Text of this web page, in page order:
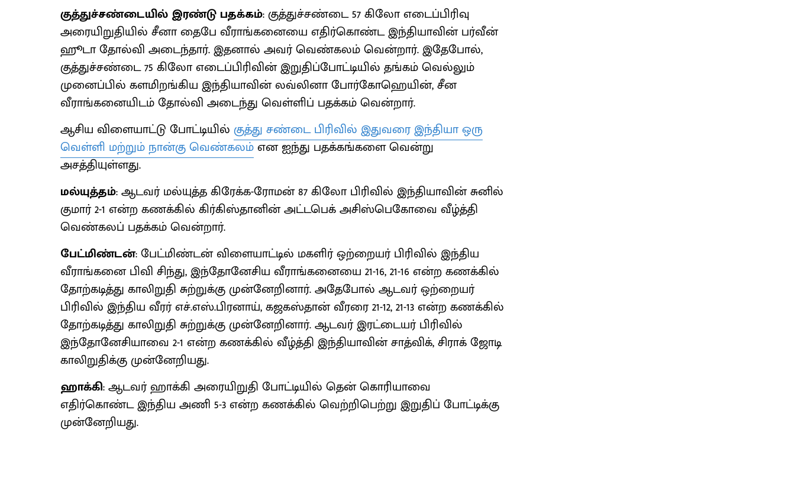
குத்துச்சண்டையில் இரண்டு பதக்கம்: குத்துச்சண்டை 57 கிலோ எடைப்பிரிவு
அரையிறுதியில் சீனா தைபே வீராங்கனையை எதிர்கொண்ட இந்தியாவின் பர்வீன்
ஹூடா தோல்வி அடைந்தார். இதனால் அவர் வெண்கலம் வென்றார். இதேபோல்,
குத்துச்சண்டை 75 கிலோ எடைப்பிரிவின் இறுதிப்போட்டியில் தங்கம் வெல்லும்
முனைப்பில் களமிறங்கிய இந்தியாவின் லவ்லினா போர்கோஹெயின், சீன
வீராங்கனையிடம் தோல்வி அடைந்து வெள்ளிப் பதக்கம் வென்றார்.
ஆசிய விளையாட்டு போட்டியில் குத்து சண்டை பிரிவில் இதுவரை இந்தியா ஒரு
வெள்ளி மற்றும் நான்கு வெண்கலம்என ஐந்து பதக்கங்களை வென்று
அசத்தியுள்ளது.
மல்யுத்தம்: ஆடவர் மல்யுத்த கிரேக்க-ரோமன் 87 கிலோ பிரிவில் இந்தியாவின் சுனில்
குமார் 2-1 என்ற கணக்கில் கிர்கிஸ்தானின் அட்டபெக் அசிஸ்பெகோவை வீழ்த்தி
வெண்கலப் பதக்கம் வென்றார்.
பேட்மிண்டன்: பேட்மிண்டன் விளையாட்டில் மகளிர் ஒற்றையர் பிரிவில் இந்திய
வீராங்கனை பிவி சிந்து, இந்தோனேசிய வீராங்கனையை 21-16, 21-16 என்ற கணக்கில்
தோற்கடித்து காலிறுதி சுற்றுக்கு முன்னேறினார். அதேபோல் ஆடவர் ஒற்றையர்
பிரிவில் இந்திய வீரர் எச்.எஸ்.பிரனாய், கஜகஸ்தான் வீரரை 21-12, 21-13 என்ற கணக்கில்
தோற்கடித்து காலிறுதி சுற்றுக்கு முன்னேறினார். ஆடவர் இரட்டையர் பிரிவில்
இந்தோனேசியாவை 2-1 என்ற கணக்கில் வீழ்த்தி இந்தியாவின் சாத்விக், சிராக் ஜோடி
காலிறுதிக்கு முன்னேறியது.
ஹாக்கி: ஆடவர் ஹாக்கி அரையிறுதி போட்டியில் தென் கொரியாவை
எதிர்கொண்ட இந்திய அணி 5-3 என்ற கணக்கில் வெற்றிபெற்று இறுதிப் போட்டிக்கு
முன்னேறியது.